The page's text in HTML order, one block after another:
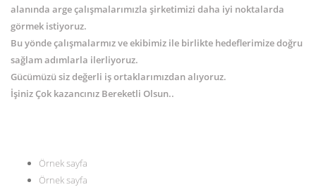
alanında arge çalışmalarımızla şirketimizi daha iyi noktalarda
görmek istiyoruz.
Bu yönde çalışmalarmız ve ekibimiz ile birlikte hedeflerimize doğru
sağlam adımlarla ilerliyoruz.
Gücümüzü siz değerli iş ortaklarımızdan alıyoruz.
İşiniz Çok kazancınız Bereketli Olsun..
Örnek sayfa
Örnek sayfa